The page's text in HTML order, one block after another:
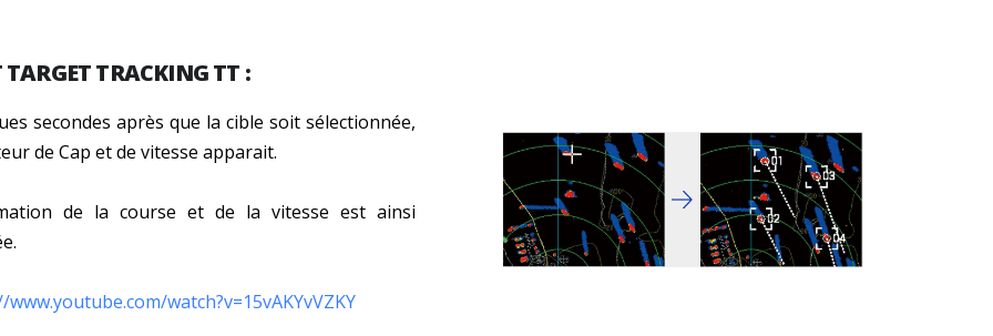
TARGET TRACKING TT :
secondes après que la cible soit sélectionnée,
de Cap et de vitesse apparait.
de la course et de la vitesse est ainsi
watch?v=15vAKYvVZKY